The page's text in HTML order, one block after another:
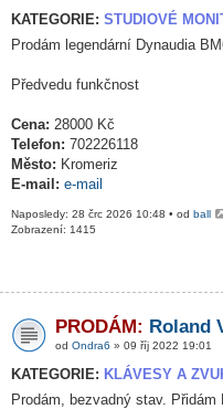
KATEGORIE: STUDIOVÉ
Prodám legendární Dynaudia
Předvedu funkčnost
Cena: 28000 Kč
Telefon: 702226118
Město: Kromeriz
E-mail: e-mail
Naposledy: 28 črc 2026 10:48 • od ball
Zobrazení: 1415
PRODÁM: Roland
od Ondra6 » 09 říj 2022 19:01
KATEGORIE: KLÁVESY A
Prodám, bezvadný stav.